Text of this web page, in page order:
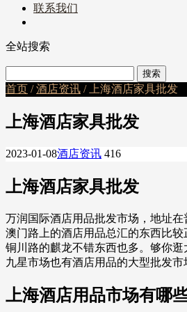
联系我们
全站搜索
首页 /酒店资讯 / 上海酒店家具批发
上海酒店家具批发
2023-01-08酒店资讯 416
上海酒店家具批发
万润国际酒店用品批发市场，地址
澳门路上的酒店用品总汇的东西比
铜川路的麒龙不错东西也多。够你
九星市场也有酒店用品的大型批发
上海酒店用品市场有哪